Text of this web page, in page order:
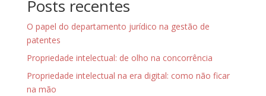
Posts recentes
O papel do departamento jurídico na gestão de
patentes
Propriedade intelectual: de olho na concorrência
Propriedade intelectual na era digital: como não ficar
na mão